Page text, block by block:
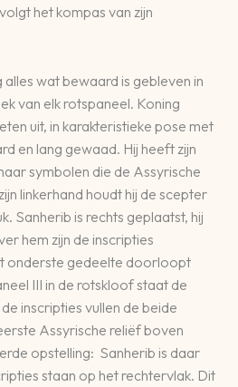
het kompas van zijn
wat bewaard is gebleven in
van elk rotspaneel. Koning
uit, in karakteristieke pose met
en lang gewaad. Hij heeft zijn
symbolen die de Assyrische
linkerhand houdt hij de scepter
Sanherib is rechts geplaatst, hij
hem zijn de inscripties
onderste gedeelte doorloopt
III in de rotskloof staat de
inscripties vullen de beide
Assyrische reliëf boven
opstelling: Sanherib is daar
staan op het rechtervlak. Dit